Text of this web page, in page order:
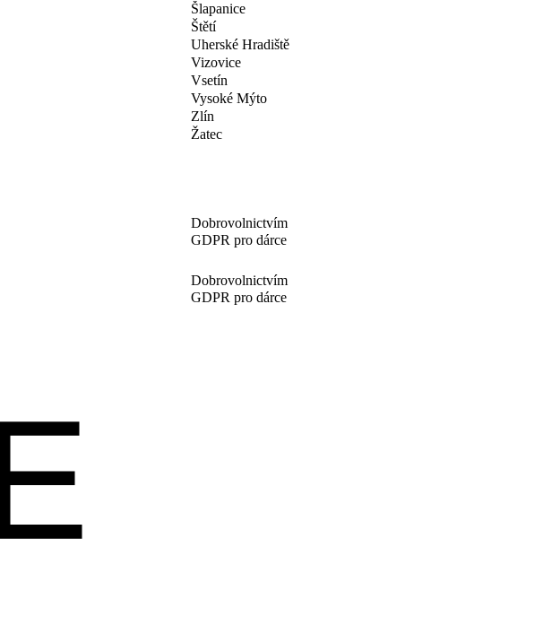
Šlapanice
Štětí
Uherské Hradiště
Vizovice
Vsetín
Vysoké Mýto
Zlín
Žatec
Dobrovolnictvím
GDPR pro dárce
Dobrovolnictvím
GDPR pro dárce